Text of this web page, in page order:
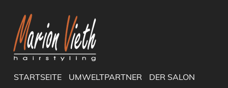
STARTSEITE UMWELTPARTNER
DER SALON